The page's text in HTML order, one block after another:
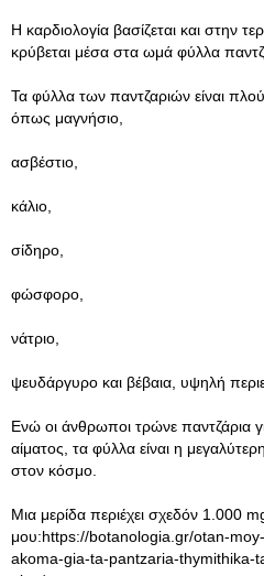
Η καρδιολογία βασίζεται και στην
κρύβεται μέσα στα ωμά φύλλα
Τα φύλλα των παντζαριών είναι
όπως μαγνήσιο,
ασβέστιο,
κάλιο,
σίδηρο,
φώσφορο,
νάτριο,
ψευδάργυρο και βέβαια, υψηλή
Ενώ οι άνθρωποι τρώνε παντζάρια
αίματος, τα φύλλα είναι η
στον κόσμο.
Μια μερίδα περιέχει σχεδόν 1.000
μου:https://botanologia.gr/otan-
akoma-gia-ta-pantzaria-thymithika-